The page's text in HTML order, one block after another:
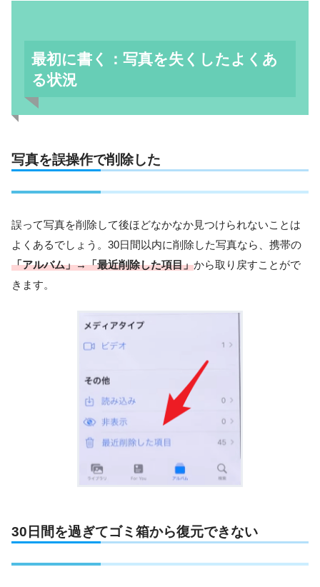
最初に書く：写真を失くしたよくあ
る状況
写真を誤操作で削除した
誤って写真を削除して後ほどなかなか見つけられないことは
よくあるでしょう。30日間以内に削除した写真なら、携帯の
「アルバム」→「最近削除した項目」から取り戻すことがで
きます。
30日間を過ぎてゴミ箱から復元できない